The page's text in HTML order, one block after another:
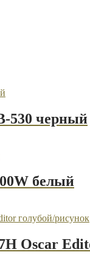
530 черный
белый
Oscar